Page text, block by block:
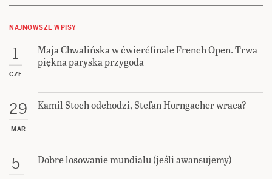
NAJNOWSZE WPISY
1
CZE
Maja Chwalińska w ćwierćfinale French Open. Trwa
piękna paryska przygoda
29
MAR
Kamil Stoch odchodzi, Stefan Horngacher wraca?
5 Dobre losowanie mundialu (jeśli awansujemy)